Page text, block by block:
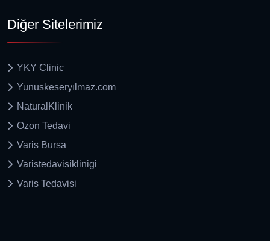
Diğer Sitelerimiz
YKY Clinic
Yunuskeseryılmaz.com
NaturalKlinik
Ozon Tedavi
Varis Bursa
Varistedavisiklinigi
Varis Tedavisi